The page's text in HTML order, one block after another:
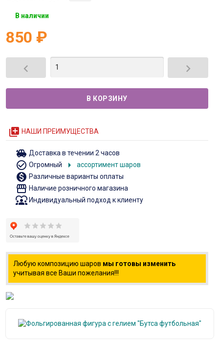
В наличии
850 ₽
 
queue НАШИ ПРЕИМУЩЕСТВА
toys Доставка в течении 2 часов
check_circle_outline Огромный arrow_right ассортимент шаров
monetization_on Различные варианты оплаты
storefront Наличие розничного магазина
diversity_1Индивидуальный подход к клиенту
Любую композицию шаров мы готовы изменить
учитывая все Ваши пожелания!!!